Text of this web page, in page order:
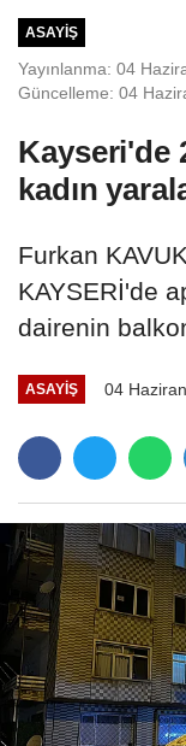
ASAYIŞ
Yayınlanma: 04
Güncelleme: 04
Kayseri'de
kadın
Furkan
KAYSERİ'de
dairenin
ASAYIŞ 04